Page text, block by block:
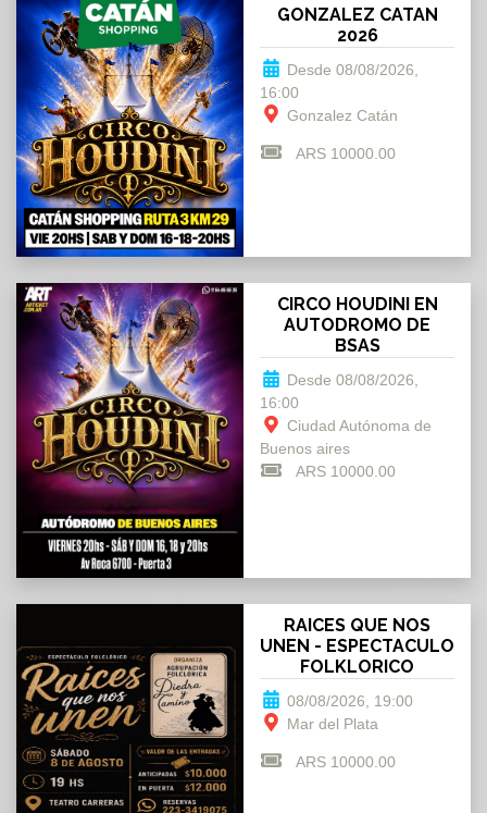
GONZALEZ CATAN
2026
Desde 08/08/2026,
16:00
Gonzalez Catán
ARS 10000.00
CIRCO HOUDINI EN
AUTODROMO DE
BSAS
Desde 08/08/2026,
16:00
Ciudad Autónoma de
Buenos aires
ARS 10000.00
RAICES QUE NOS
UNEN - ESPECTACULO
FOLKLORICO
08/08/2026, 19:00
Mar del Plata
ARS 10000.00